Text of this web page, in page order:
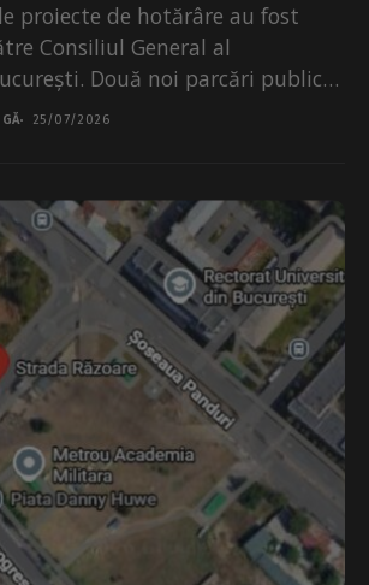
proiecte de hotărâre au fost
Consiliul General al
Două noi parcări publice
25/07/2026